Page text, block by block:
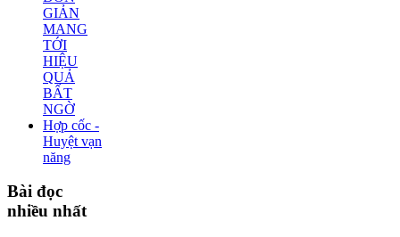
GIẢN
MANG
TỚI
HIỆU
QUẢ
BẤT
NGỜ
Hợp cốc -
Huyệt vạn
năng
Bài đọc
nhiều nhất